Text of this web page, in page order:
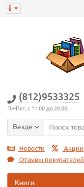
(812)9533325
Пн-Пят, с 11:00 до 20:00
Везде
Новости Акции
Отзывы покупателей
Книги